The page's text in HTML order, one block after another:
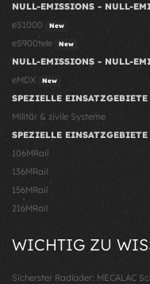
NULL-EMISSIONS - NULL-
eS1000
New
eS900tele New
NULL-EMISSIONS - NULL-
eMDX
New
SPEZIELLE
Militär & zivile Systeme
SPEZIELLE
106MRail
136MRail
156MRail
216MRail
WICHTIG ZU
Sicherster Radlader: MECALAC